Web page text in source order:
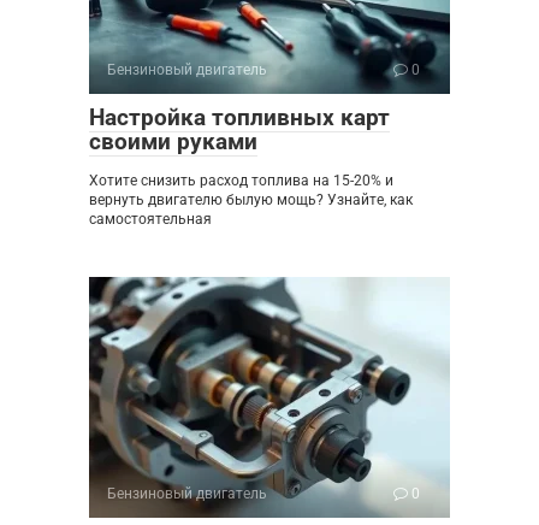
Бензиновый двигатель 0
Настройка топливных карт
своими руками
Хотите снизить расход топлива на 15-20% и
вернуть двигателю былую мощь? Узнайте, как
самостоятельная
Бензиновый двигатель 0